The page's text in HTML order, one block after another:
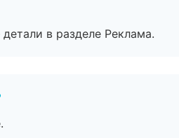
в разделе Реклама.